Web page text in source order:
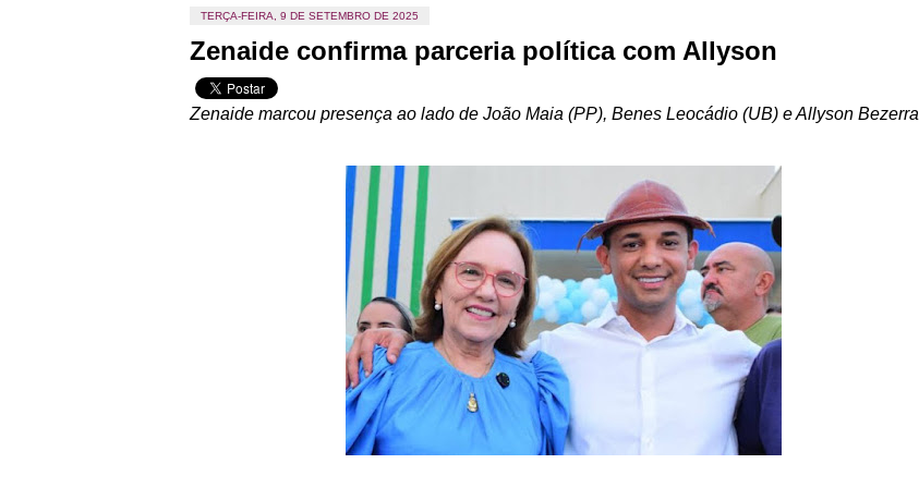
TERÇA-FEIRA, 9 DE SETEMBRO DE 2025
Zenaide confirma parceria política com Allyson
Zenaide marcou presença ao lado de João Maia (PP), Benes Leocádio (UB) e Allyson Bezerra